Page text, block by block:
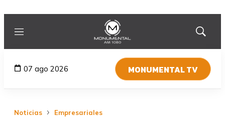
Menú
Mostrar
07 ago 2026 MONUMENTAL TV
Noticias Empresariales